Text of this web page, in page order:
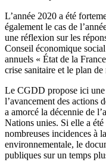
L’année 2020 a été
également le cas de
une réflexion sur les
Conseil économique
annuels « État de la
crise sanitaire et le plan
Le CGDD propose ici
l’avancement des actions
a amorcé la décennie de
Nations unies. Si elle a
nombreuses incidences à
environnementale, le
publiques sur un temps